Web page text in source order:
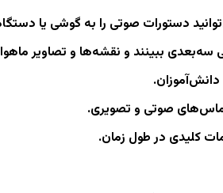
دستورات صوتی را به گوشی یا
سه‌بعدی ببینند و نقشه‌ها و تصاویر
صوتی و تصویری.
کلیدی در طول زمان.